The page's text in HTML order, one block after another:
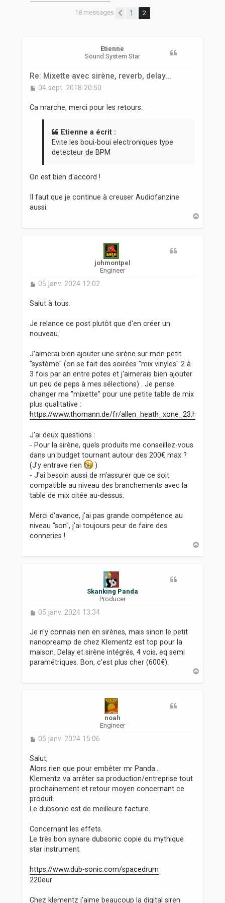
18 messages Précédente
1 2
Etienne
Sound System Star
Re: Mixette avec sirène, reverb, delay...
M
s
04 sept. 2018 20:50
Ca marche, merci pour les retours.
Etienne a écrit :
Evite les boui-boui electroniques type
detecteur de BPM
On est bien d'accord !
Il faut que je continue à creuser Audiofanzine
aussi.
johmontpel
Engineer
M
s
g
e
05 janv. 2024 12:02
Salut à tous.
Je relance ce post plutôt que d'en créer un
nouveau.
J'aimerai bien ajouter une sirène sur mon petit
"système" (on se fait des soirées "mix vinyles" 2 à
3 fois par an entre potes et j'aimerais bien ajouter
un peu de peps à mes sélections) . Je pense
changer ma "mixette" pour une petite table de mix
plus qualitative :
https://www.thomann.de/fr/allen_heath_xone_23.htm
J'ai deux questions :
- Pour la sirène, quels produits me conseillez-vous
dans un budget tournant autour des 200€ max ?
(J'y entrave rien
)
- J'ai besoin aussi de m'assurer que ce soit
compatible au niveau des branchements avec la
table de mix citée au-dessus.
Merci d'avance, j'ai pas grande compétence au
niveau "son", j'ai toujours peur de faire des
conneries !
Skanking Panda
Producer
M
s
a
g
e
05 janv. 2024 13:34
Je n'y connais rien en sirènes, mais sinon le petit
nanopreamp de chez Klementz est top pour la
maison. Delay et sirène intégrés, 4 vois, eq semi
paramétriques. Bon, c'est plus cher (600€).
noah
Engineer
M
s
s
a
g
e
05 janv. 2024 15:06
Salut,
Alors rien que pour embêter mr Panda...
Klementz va arrêter sa production/entreprise tout
prochainement et retour moyen concernant ce
produit.
Le dubsonic est de meilleure facture.
Concernant les effets.
Le très bon synare dubsonic copie du mythique
star instrument.
https://www.dub-sonic.com/spacedrum
220eur
Chez klementz j'aime beaucoup la digital siren